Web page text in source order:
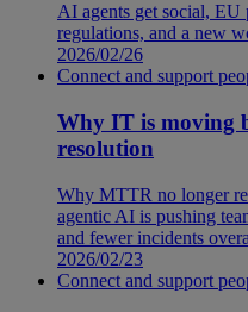
AI agents get social, EU
regulations, and a new
2026/02/26
Connect and support
Why IT is moving
resolution
Why MTTR no longer
agentic AI is pushing
and fewer incidents
2026/02/23
Connect and support